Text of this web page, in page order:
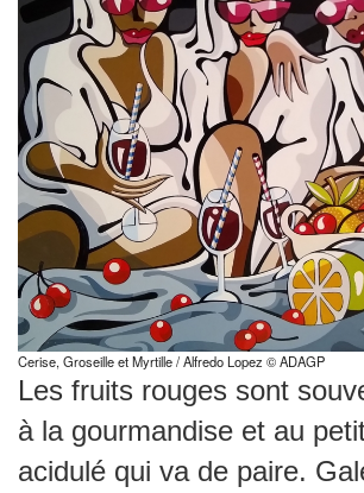
Cerise, Groseille et Myrtille / Alfredo Lopez © ADAGP
Les fruits rouges sont
à la gourmandise et au
acidulé qui va de paire.